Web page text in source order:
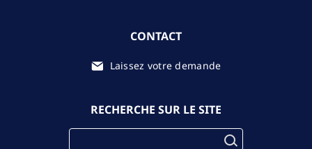
CONTACT
Laissez votre demande
RECHERCHE SUR LE SITE